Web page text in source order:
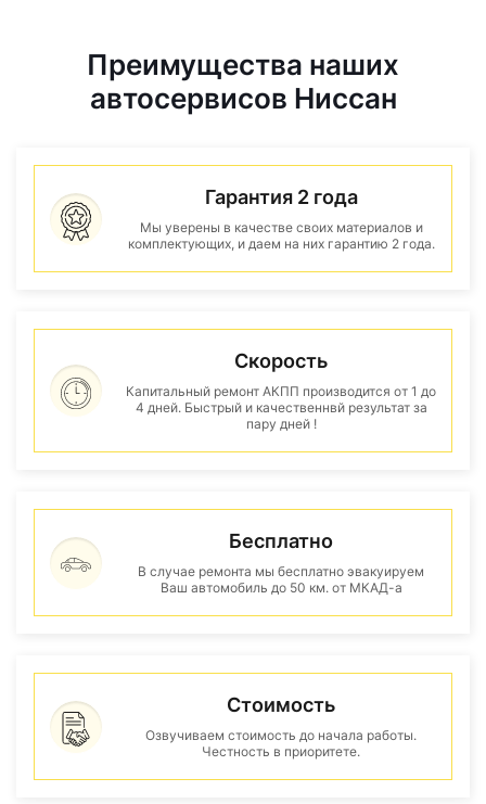
Преимущества наших
автосервисов Ниссан
Гарантия 2 года
Мы уверены в качестве своих материалов и
комплектующих, и даем на них гарантию 2 года.
Скорость
Капитальный ремонт АКПП производится от 1 до
4 дней. Быстрый и качественнвй результат за
пару дней !
Бесплатно
В случае ремонта мы бесплатно эвакуируем
Ваш автомобиль до 50 км. от МКАД-а
Стоимость
Озвучиваем стоимость до начала работы.
Честность в приоритете.